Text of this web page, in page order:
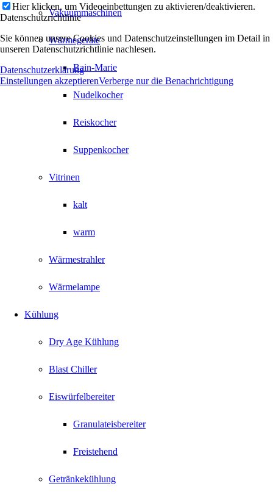
Vakuummaschinen
Wärmegeräte
Bain-Marie
Nudelkocher
Reiskocher
Suppenkocher
Vitrinen
kalt
warm
Wärmestrahler
Wärmelampe
Kühlung
Dry Age Kühlung
Blast Chiller
Eiswürfelbereiter
Granulateisbereiter
Freistehend
Getränkekühlung
Hier klicken, um Videoeinbettungen zu aktivieren/deaktivieren.
Datenschutzrichtlinie
Sie können unsere Cookies und Datenschutzeinstellungen im Detail in
unseren Datenschutzrichtlinie nachlesen.
Datenschutzerklärung
Einstellungen akzeptierenVerberge nur die Benachrichtigung